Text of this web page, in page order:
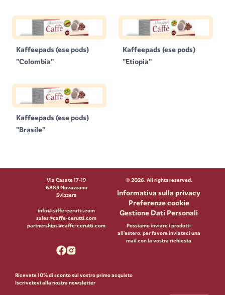
Kaffeepads (ese pods)
"Colombia"
Kaffeepads (ese pods)
"Etiopia"
Kaffeepads (ese pods)
"Brasile"
Via Casate 17-19
6883 Novazzano
Svizzera
info@caffe-cerutti.com
sales@caffe-cerutti.com
partnerships@caffe-cerutti.com
© 2026. All rights reserved.
Informativa sulla privacy
Preferenze cookie
Gestione Dati Personali
Possiamo inviare i prodotti
all'estero, per favore inviateci una
mail con la vostra richiesta
Ricevete 10% di sconto sul vostro primo acquisto
Iscrivetevi alla nostra newsletter